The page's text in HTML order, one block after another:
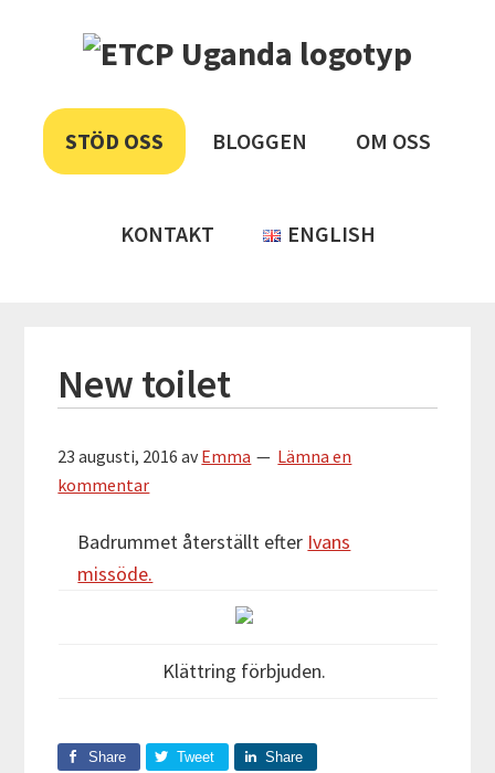
primära
sidofältet
ETCP
Emma
Therese
STÖD OSS BLOGGEN OM OSS
KONTAKT ENGLISH
New toilet
23 augusti, 2016 avEmma
Lämna en
kommentar
Badrummet återställt efter Ivans
missöde.
Klättring förbjuden.
Share Tweet Share